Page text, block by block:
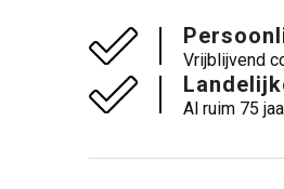
Vrijblijvend
Al ruim 75